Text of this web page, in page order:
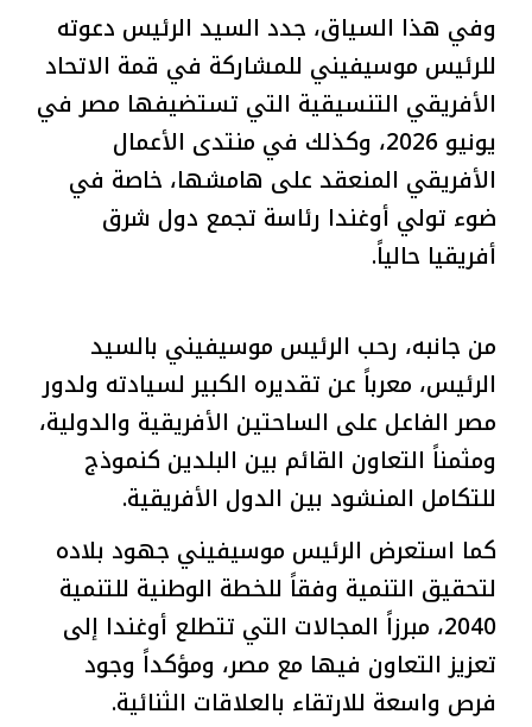
وفي هذا السياق، جدد السيد الرئيس دعوته
للرئيس موسيفيني للمشاركة في قمة الاتحاد
الأفريقي التنسيقية التي تستضيفها مصر في
يونيو 2026، وكذلك في منتدى الأعمال
الأفريقي المنعقد على هامشها، خاصة في
ضوء تولي أوغندا رئاسة تجمع دول شرق
أفريقيا حالياً.
من جانبه، رحب الرئيس موسيفيني بالسيد
الرئيس، معرباً عن تقديره الكبير لسيادته ولدور
مصر الفاعل على الساحتين الأفريقية والدولية،
ومثمناً التعاون القائم بين البلدين كنموذج
للتكامل المنشود بين الدول الأفريقية.
كما استعرض الرئيس موسيفيني جهود بلاده
لتحقيق التنمية وفقاً للخطة الوطنية للتنمية
2040، مبرزاً المجالات التي تتطلع أوغندا إلى
تعزيز التعاون فيها مع مصر، ومؤكداً وجود
فرص واسعة للارتقاء بالعلاقات الثنائية.